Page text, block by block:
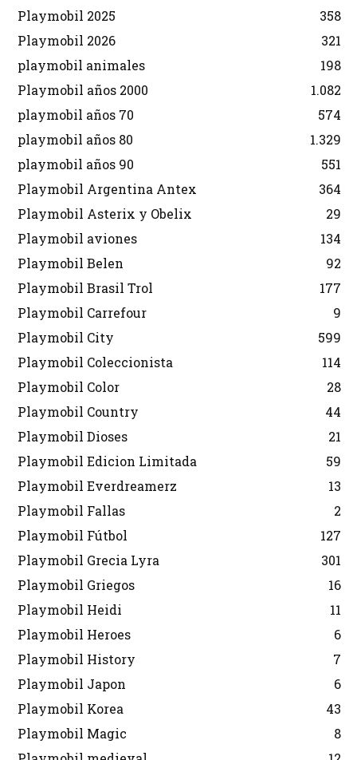
Playmobil 2025
358
Playmobil 2026
321
playmobil animales
198
Playmobil años 2000
1.082
playmobil años 70
574
playmobil años 80
1.329
playmobil años 90
551
Playmobil Argentina Antex
364
Playmobil Asterix y Obelix
29
Playmobil aviones
134
Playmobil Belen
92
Playmobil Brasil Trol
177
Playmobil Carrefour
9
Playmobil City
599
Playmobil Coleccionista
114
Playmobil Color
28
Playmobil Country
44
Playmobil Dioses
21
Playmobil Edicion Limitada
59
Playmobil Everdreamerz
13
Playmobil Fallas
2
Playmobil Fútbol
127
Playmobil Grecia Lyra
301
Playmobil Griegos
16
Playmobil Heidi
11
Playmobil Heroes
6
Playmobil History
7
Playmobil Japon
6
Playmobil Korea
43
Playmobil Magic
8